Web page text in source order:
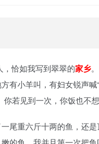
，恰如我写到翠翠的家乡
小羊叫，有妇女锐声喊
若见到一次，你饭也不想
尾重六斤十两的鱼，还